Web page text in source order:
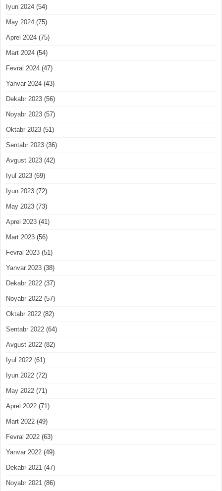
Iyun 2024 (54)
May 2024 (75)
Aprel 2024 (75)
Mart 2024 (54)
Fevral 2024 (47)
Yanvar 2024 (43)
Dekabr 2023 (56)
Noyabr 2023 (57)
Oktabr 2023 (51)
Sentabr 2023 (36)
Avgust 2023 (42)
Iyul 2023 (69)
Iyun 2023 (72)
May 2023 (73)
Aprel 2023 (41)
Mart 2023 (56)
Fevral 2023 (51)
Yanvar 2023 (38)
Dekabr 2022 (37)
Noyabr 2022 (57)
Oktabr 2022 (82)
Sentabr 2022 (64)
Avgust 2022 (82)
Iyul 2022 (61)
Iyun 2022 (72)
May 2022 (71)
Aprel 2022 (71)
Mart 2022 (49)
Fevral 2022 (63)
Yanvar 2022 (49)
Dekabr 2021 (47)
Noyabr 2021 (86)